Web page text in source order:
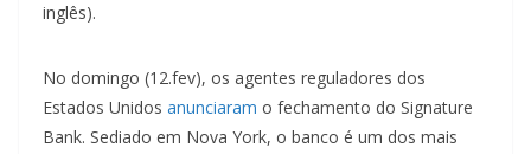
inglês).
No domingo (12.fev), os agentes reguladores dos
Estados Unidos anunciaram o fechamento do Signature
Bank. Sediado em Nova York, o banco é um dos mais